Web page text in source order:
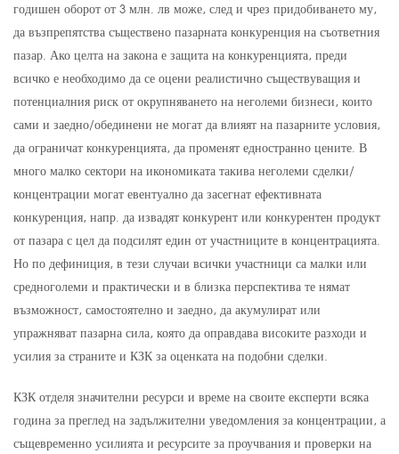
годишен оборот от 3 млн. лв може, след и чрез придобиването му,
да възпрепятства съществено пазарната конкуренция на съответния
пазар. Ако целта на закона е защита на конкуренцията, преди
всичко е необходимо да се оцени реалистично съществуващия и
потенциалния риск от окрупняването на неголеми бизнеси, които
сами и заедно/обединени не могат да влияят на пазарните условия,
да ограничат конкуренцията, да променят едностранно цените. В
много малко сектори на икономиката такива неголеми сделки/
концентрации могат евентуално да засегнат ефективната
конкуренция, напр. да извадят конкурент или конкурентен продукт
от пазара с цел да подсилят един от участниците в концентрацията.
Но по дефиниция, в тези случаи всички участници са малки или
средноголеми и практически и в близка перспектива те нямат
възможност, самостоятелно и заедно, да акумулират или
упражняват пазарна сила, която да оправдава високите разходи и
усилия за страните и КЗК за оценката на подобни сделки.
КЗК отделя значителни ресурси и време на своите експерти всяка
година за преглед на задължителни уведомления за концентрации, а
същевременно усилията и ресурсите за проучвания и проверки на